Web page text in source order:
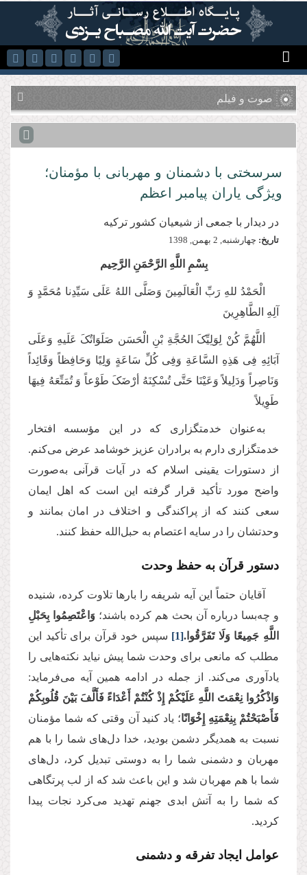
رفتن به محتوای اصلی
صوت و فیلم
سرسختی با دشمنان و مهربانی با مؤمنان؛
ویژگی یاران پیامبر اعظم
در ديدار با جمعی از شيعيان کشور ترکيه
تاریخ: چهارشنبه, 2 بهمن, 1398
بِسْمِ اللَّهِ الرَّحْمَنِ الرَّحِيم
الْحَمْدُ للهِ رَبِّ الْعَالَمِینَ وَصَلَّی اللهُ عَلَی سَیِّدِنا مُحَمَّدٍ وَ
آلِهِ الطَّاهِرِینَ
أللَّهُمَّ کُنْ لِوَلِیِّکَ الحُجَّةِ بْنِ الْحَسَن صَلَوَاتُکَ عَلَیهِ وَعَلَی
آبَائِهِ فِی هَذِهِ السَّاعَةِ وَفِی کُلِّ سَاعَةٍ‌ وَلِیًا وَحَافِظاً وَقَائِداً
وَنَاصِراً وَدَلِیلاً وَعَیْنَا حَتَّی تُسْکِنَهُ أرْضَکَ طَوْعاً وَ تُمَتِّعَهُ فِیهَا
طَوِیلاً
به‌عنوان خدمتگزاری که در این مؤسسه افتخار
خدمتگزاری دارم به برادران عزیز خوشامد عرض می‌کنم.
از دستورات یقینی اسلام که در آیات قرآنی به‌صورت
واضح مورد تأکید قرار گرفته این است که اهل ایمان
سعی کنند که از پراکندگی و اختلاف در امان بمانند و
وحدتشان را در سایه اعتصام به حبل‌الله حفظ کنند.
دستور قرآن به حفظ وحدت
آقایان حتماً این آیه شریفه را بارها تلاوت کرده، شنیده
و چه‌بسا درباره آن بحث هم کرده باشند؛ وَاعْتَصِمُوا بِحَبْلِ
اللَّهِ جَمِيعًا وَلَا تَفَرَّقُوا.[1] سپس خود قرآن برای تأکید این
مطلب که مانعی برای وحدت شما پیش نیاید نکته‌هایی را
یادآوری می‌کند. از جمله در ادامه همین آیه می‌فرماید:
وَاذْكُرُوا نِعْمَتَ اللَّهِ عَلَيْكُمْ إِذْ كُنْتُمْ أَعْدَاءً فَأَلَّفَ بَيْنَ قُلُوبِكُمْ
فَأَصْبَحْتُمْ بِنِعْمَتِهِ إِخْوَانًا؛ یاد کنید آن ‌وقتی که شما مؤمنان
نسبت به همدیگر دشمن بودید، خدا دل‌های شما را با هم
مهربان و دشمنی شما را به دوستی تبدیل کرد، دل‌های
شما با هم مهربان شد و این باعث شد که از لب پرتگاهی
که شما را به آتش ابدی جهنم تهدید می‌کرد نجات پیدا
کردید.
عوامل ایجاد تفرقه و دشمنی